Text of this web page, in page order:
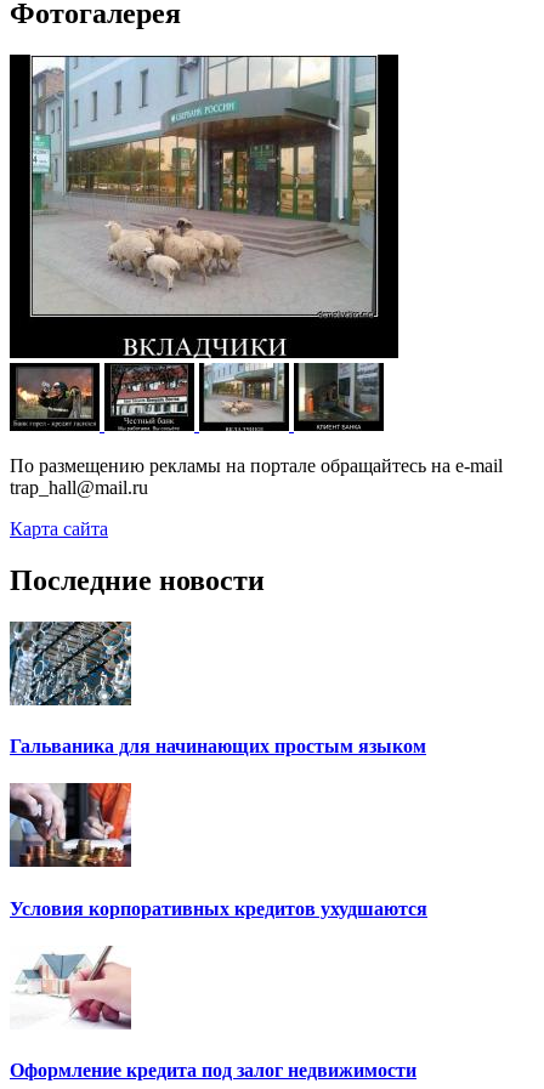
Фотогалерея
По размещению рекламы на портале обращайтесь на e-mail
trap_hall@mail.ru
Карта сайта
Последние новости
Гальваника для начинающих простым языком
Условия корпоративных кредитов ухудшаются
Оформление кредита под залог недвижимости